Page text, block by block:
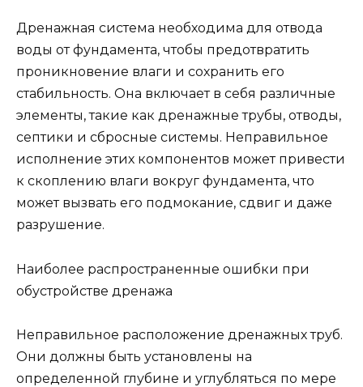
Дренажная система необходима для отвода
воды от фундамента, чтобы предотвратить
проникновение влаги и сохранить его
стабильность. Она включает в себя различные
элементы, такие как дренажные трубы, отводы,
септики и сбросные системы. Неправильное
исполнение этих компонентов может привести
к скоплению влаги вокруг фундамента, что
может вызвать его подмокание, сдвиг и даже
разрушение.
Наиболее распространенные ошибки при
обустройстве дренажа
Неправильное расположение дренажных труб.
Они должны быть установлены на
определенной глубине и углубляться по мере